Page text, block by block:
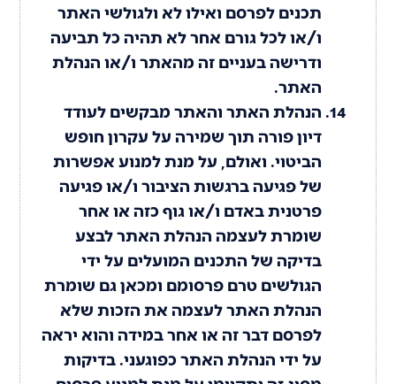
תכנים לפרסם ואילו לא ולגולשי האתר
ו/או לכל גורם אחר לא תהיה כל תביעה
ודרישה בעניים זה מהאתר ו/או הנהלת
האתר.
הנהלת האתר והאתר מבקשים לעודד
דיון פורה תוך שמירה על עקרון חופש
הביטוי. ואולם, על מנת למנוע אפשרות
של פגיעה ברגשות הציבור ו/או פגיעה
פרטנית באדם ו/או גוף כזה או אחר
שומרת לעצמה הנהלת האתר לבצע
בדיקה של התכנים המועלים על ידי
הגולשים טרם פרסומם ומכאן גם שומרת
הנהלת האתר לעצמה את הזכות שלא
לפרסם דבר זה או אחר במידה והוא יראה
על ידי הנהלת האתר כפוגעני. בדיקות